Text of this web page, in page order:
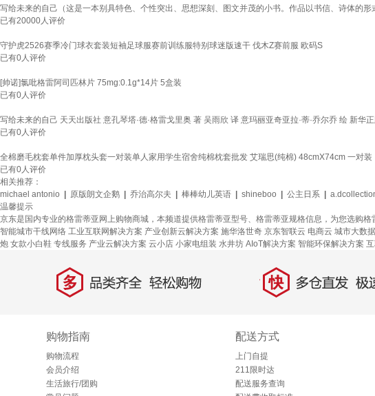
写给未来的自己（这是一本别具特色、个性突出、思想深刻、图文并茂的小书。作品以书信、诗体的
已有20000人评价
守护虎2526赛季冷门球衣套装短袖足球服赛前训练服特别球迷版速干 伐木Z赛前服 欧码S
已有0人评价
[帅诺]氯吡格雷阿司匹林片 75mg:0.1g*14片 5盒装
已有0人评价
写给未来的自己 天天出版社 意孔琴塔·德·格雷戈里奥 著 吴雨欣 译 意玛丽亚奇亚拉·蒂·乔尔乔 绘 新华
已有0人评价
全棉磨毛枕套单件加厚枕头套一对装单人家用学生宿舍纯棉枕套批发 艾瑞思(纯棉) 48cmX74cm 一对装
已有0人评价
相关推荐：
michael antonio
原版朗文企鹅 乔治高尔夫 棒棒幼儿英语 shineboo 公主日系
温馨提示
京东是国内专业的格雷蒂亚网上购物商城，本频道提供格雷蒂亚型号、格雷蒂亚规格信息，为您选购
智能城市干线网络 工业互联网解决方案 产业创新云解决方案 施华洛世奇 京东智联云 电商云 城市大数
炮 女款小白鞋 专线服务 产业云解决方案 云小店 小家电组装 水井坊 AIoT解决方案 智能环保解决方案
多 品类齐全，轻松购物 快 多仓直发，极速
购物指南
购物流程
会员介绍
生活旅行/团购
配送方式
上门自提
211限时达
配送服务查询